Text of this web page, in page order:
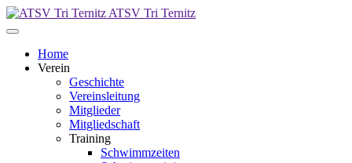
ATSV Tri Ternitz
Home
Verein
Geschichte
Vereinsleitung
Mitglieder
Mitgliedschaft
Training
Schwimmzeiten